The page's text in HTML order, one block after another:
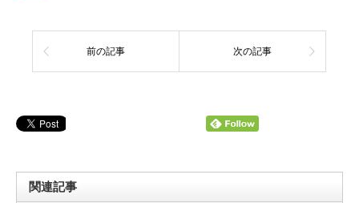
前の記事 次の記事
関連記事